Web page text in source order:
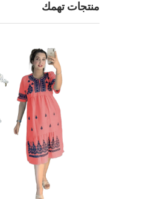
منتجات تهمك